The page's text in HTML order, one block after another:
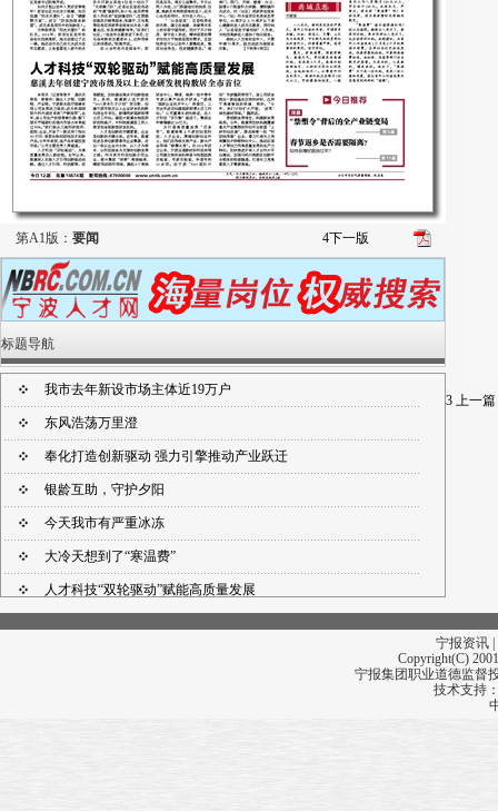
第A1版： 要闻 4下一版
标题导航
我市去年新设市场主体近19万户
东风浩荡万里澄
奉化打造创新驱动 强力引擎推动产业跃迁
银龄互助，守护夕阳
今天我市有严重冰冻
大冷天想到了“寒温费”
人才科技“双轮驱动”赋能高质量发展
3 上一篇
宁报资讯
Copyright(C)
宁报集团职业道德监督
技术支持